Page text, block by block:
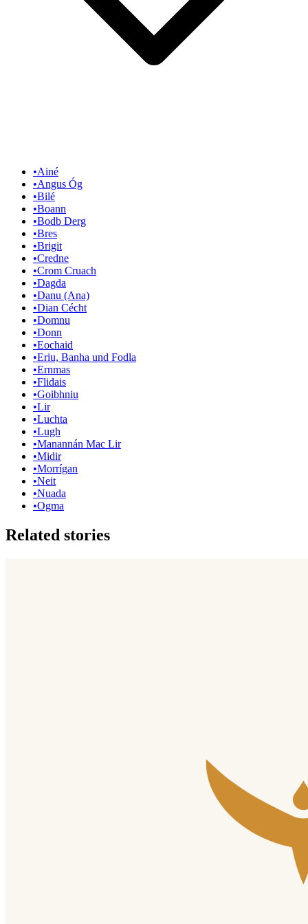
•Ainé
•Angus Óg
•Bilé
•Boann
•Bodb Derg
•Bres
•Brigit
•Credne
•Crom Cruach
•Dagda
•Danu (Ana)
•Dian Cécht
•Domnu
•Donn
•Eochaid
•Eriu, Banha und Fodla
•Ernmas
•Flidais
•Goibhniu
•Lir
•Luchta
•Lugh
•Manannán Mac Lir
•Midir
•Morrígan
•Neit
•Nuada
•Ogma
Related stories